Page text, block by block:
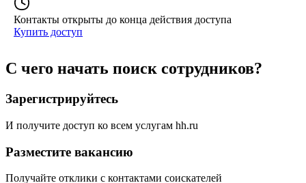
Контакты открыты до конца действия доступа
Купить доступ
С чего начать поиск сотрудников?
Зарегистрируйтесь
И получите доступ ко всем услугам hh.ru
Разместите вакансию
Получайте отклики с контактами соискателей